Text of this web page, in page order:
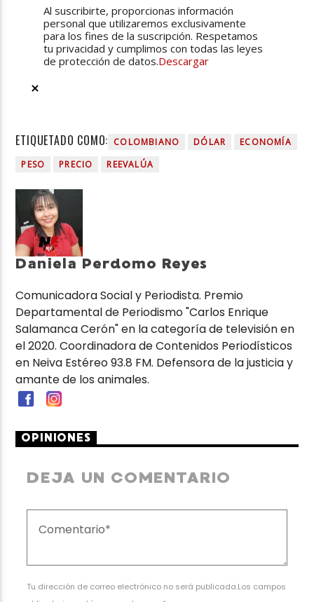
Al suscribirte, proporcionas información
personal que utilizaremos exclusivamente
para los fines de la suscripción. Respetamos
tu privacidad y cumplimos con todas las leyes
de protección de datos.Descargar
ETIQUETADO COMO: COLOMBIANO DÓLAR
ECONOMÍA
PESO
PRECIO REEVALÚA
Daniela Perdomo Reyes
Comunicadora Social y Periodista. Premio
Departamental de Periodismo "Carlos Enrique
Salamanca Cerón" en la categoría de televisión en
el 2020. Coordinadora de Contenidos Periodísticos
en Neiva Estéreo 93.8 FM. Defensora de la justicia y
amante de los animales.
OPINIONES
DEJA UN COMENTARIO
Tu dirección de correo electrónico no será publicada.Los campos